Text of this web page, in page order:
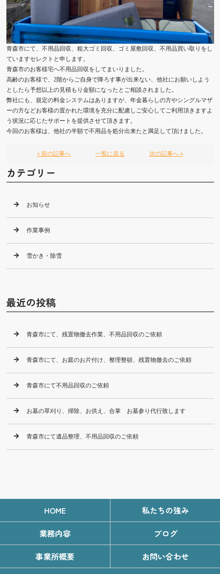
青森市にて、不用品回収、粗大ゴミ回収、ゴミ屋敷回収、不用品買い取りをし
ていますセレクトと申します。
青森市のお客様宅へ不用品回収をしてまいりました。
高齢のお客様で、2階からご自身で降ろす事が出来ない、他社にお願いしよう
としたら予想以上の見積もり金額になったとご相談されました。
弊社にも、規定の料金システムはありますが、年金暮らしの方やシングルマザ
ーの方などお客様の置かれた環境を充分に配慮しご安心してご利用頂きますよ
う状況に応じたサポートを提供させて頂きます。
今回のお客様は、他社の半額で不用品を処分出来たと満足して頂けました。
« 前の記事へ 一覧に戻る 次の記事へ »
カテゴリー
お知らせ
作業事例
雪かき・除雪
最近の投稿
青森市にて、残置物撤去作業、不用品回収のご依頼
青森市にて、お庭のお片付け、整理整頓、残置物撤去のご依頼
青森市にて不用品回収のご依頼
お墓の草刈り、掃除、お供え、合掌 お墓参り代行致します
青森市にて遺品整理、不用品回収のご依頼
HOME
私たちの強み
業務内容
ブログ
事業所概要
お問い合わせ